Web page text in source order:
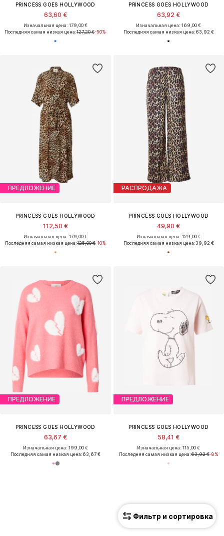
PRINCESS GOES HOLLYWOOD
63,60 €
Изначальная цена: 179,00 €
Последняя самая низкая цена:127,20 €-50%
PRINCESS GOES HOLLYWOOD
63,92 €
Изначальная цена: 169,00 €
Последняя самая низкая цена:63,92 €
ПРЕДЛОЖЕНИЕ
PRINCESS GOES HOLLYWOOD
112,50 €
Изначальная цена: 179,00 €
Последняя самая низкая цена:125,00 €-10%
РАСПРОДАЖА
PRINCESS GOES HOLLYWOOD
49,90 €
Изначальная цена: 129,00 €
Последняя самая низкая цена:39,92 €
ПРЕДЛОЖЕНИЕ
PRINCESS GOES HOLLYWOOD
63,67 €
Изначальная цена: 199,00 €
Последняя самая низкая цена:63,67 €
ПРЕДЛОЖЕНИЕ
PRINCESS GOES HOLLYWOOD
58,41 €
Изначальная цена: 115,00 €
Последняя самая низкая цена:63,92 €-8%
Фильтр и сортировка